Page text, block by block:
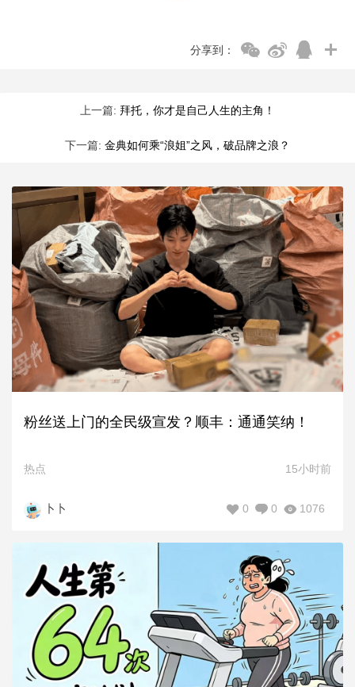
分享到：
上一篇: 拜托，你才是自己人生的主角！
下一篇: 金典如何乘“浪姐”之风，破品牌之浪？
粉丝送上门的全民级宣发？顺丰：通通笑纳！
热点 15小时前
卜卜 1076
0
0